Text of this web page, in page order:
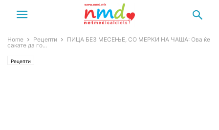
Home Рецепти
ПИЦА БЕЗ МЕСЕЊЕ, СО МЕРКИ НА ЧАША: Ова ќе
сакате да го...
Рецепти